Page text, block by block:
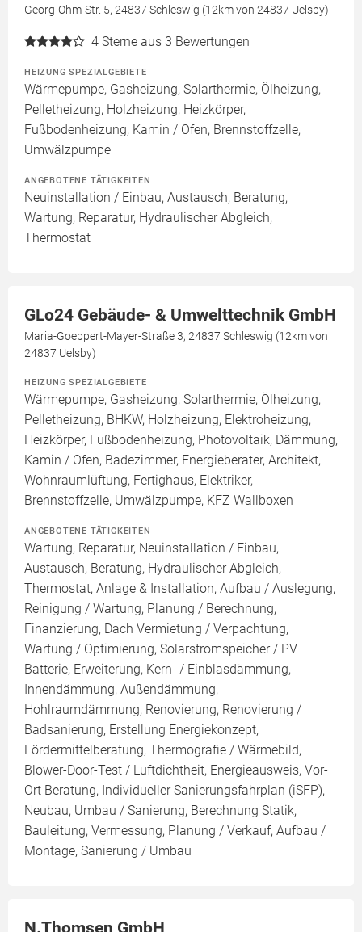
Georg-Ohm-Str. 5, 24837 Schleswig (12km von 24837 Uelsby)
4 Sterne aus 3 Bewertungen
HEIZUNG SPEZIALGEBIETE
Wärmepumpe, Gasheizung, Solarthermie, Ölheizung,
Pelletheizung, Holzheizung, Heizkörper,
Fußbodenheizung, Kamin / Ofen, Brennstoffzelle,
Umwälzpumpe
ANGEBOTENE TÄTIGKEITEN
Neuinstallation / Einbau, Austausch, Beratung,
Wartung, Reparatur, Hydraulischer Abgleich,
Thermostat
GLo24 Gebäude- & Umwelttechnik GmbH
Maria-Goeppert-Mayer-Straße 3, 24837 Schleswig (12km von
24837 Uelsby)
HEIZUNG SPEZIALGEBIETE
Wärmepumpe, Gasheizung, Solarthermie, Ölheizung,
Pelletheizung, BHKW, Holzheizung, Elektroheizung,
Heizkörper, Fußbodenheizung, Photovoltaik, Dämmung,
Kamin / Ofen, Badezimmer, Energieberater, Architekt,
Wohnraumlüftung, Fertighaus, Elektriker,
Brennstoffzelle, Umwälzpumpe, KFZ Wallboxen
ANGEBOTENE TÄTIGKEITEN
Wartung, Reparatur, Neuinstallation / Einbau,
Austausch, Beratung, Hydraulischer Abgleich,
Thermostat, Anlage & Installation, Aufbau / Auslegung,
Reinigung / Wartung, Planung / Berechnung,
Finanzierung, Dach Vermietung / Verpachtung,
Wartung / Optimierung, Solarstromspeicher / PV
Batterie, Erweiterung, Kern- / Einblasdämmung,
Innendämmung, Außendämmung,
Hohlraumdämmung, Renovierung, Renovierung /
Badsanierung, Erstellung Energiekonzept,
Fördermittelberatung, Thermografie / Wärmebild,
Blower-Door-Test / Luftdichtheit, Energieausweis, Vor-
Ort Beratung, Individueller Sanierungsfahrplan (iSFP),
Neubau, Umbau / Sanierung, Berechnung Statik,
Bauleitung, Vermessung, Planung / Verkauf, Aufbau /
Montage, Sanierung / Umbau